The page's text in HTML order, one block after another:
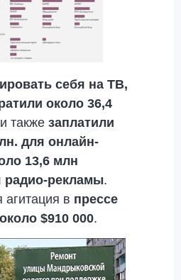
себя на ТВ,
около 36,4
также заплатили
для онлайн-
13,6 млн
радио-рекламы.
в прессе
$910 000.